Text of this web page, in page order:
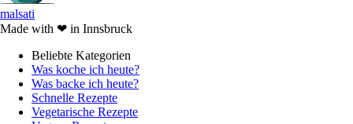
malsati
Made with ❤ in Innsbruck
Beliebte Kategorien
Was koche ich heute?
Was backe ich heute?
Schnelle Rezepte
Vegetarische Rezepte